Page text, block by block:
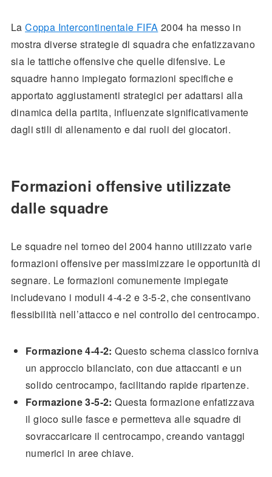
LaCoppa Intercontinentale FIFA 2004 ha messo in
mostra diverse strategie di squadra che enfatizzavano
sia le tattiche offensive che quelle difensive. Le
squadre hanno impiegato formazioni specifiche e
apportato aggiustamenti strategici per adattarsi alla
dinamica della partita, influenzate significativamente
dagli stili di allenamento e dai ruoli dei giocatori.
Formazioni offensive utilizzate
dalle squadre
Le squadre nel torneo del 2004 hanno utilizzato varie
formazioni offensive per massimizzare le opportunità di
segnare. Le formazioni comunemente impiegate
includevano i moduli 4-4-2 e 3-5-2, che consentivano
flessibilità nell’attacco e nel controllo del centrocampo.
Formazione 4-4-2: Questo schema classico forniva
un approccio bilanciato, con due attaccanti e un
solido centrocampo, facilitando rapide ripartenze.
Formazione 3-5-2: Questa formazione enfatizzava
il gioco sulle fasce e permetteva alle squadre di
sovraccaricare il centrocampo, creando vantaggi
numerici in aree chiave.